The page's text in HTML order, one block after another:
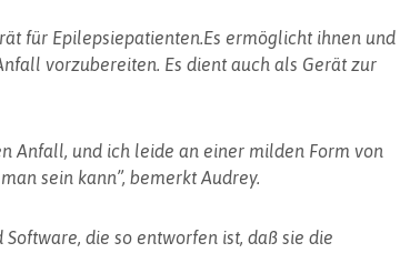
für Epilepsiepatienten.Es ermöglicht ihnen und
vorzubereiten. Es dient auch als Gerät zur
Anfall, und ich leide an einer milden Form von
sein kann”, bemerkt Audrey.
die so entworfen ist, daß sie die